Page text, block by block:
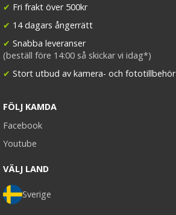
✔ Fri frakt över 500kr
✔ 14 dagars ångerrätt
✔ Snabba leveranser
(beställ före 14:00 så skickar vi idag*)
✔ Stort utbud av kamera- och fototillbehör
FÖLJ KAMDA
Facebook
Youtube
VÄLJ LAND
Sverige